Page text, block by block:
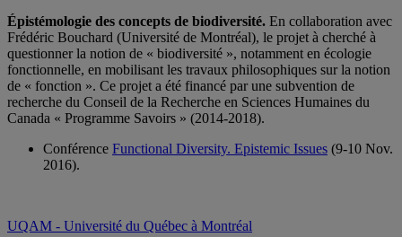
Épistémologie des concepts de biodiversité. En collaboration avec
Frédéric Bouchard (Université de Montréal), le projet à cherché à
questionner la notion de « biodiversité », notamment en écologie
fonctionnelle, en mobilisant les travaux philosophiques sur la notion
de « fonction ». Ce projet a été financé par une subvention de
recherche du Conseil de la Recherche en Sciences Humaines du
Canada « Programme Savoirs » (2014-2018).
Conférence Functional Diversity. Epistemic Issues (9-10 Nov.
2016).
UQAM - Université du Québec à Montréal